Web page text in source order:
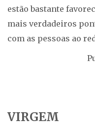
estão bastante
mais verdadeiros
com as pessoas ao
VIRGEM